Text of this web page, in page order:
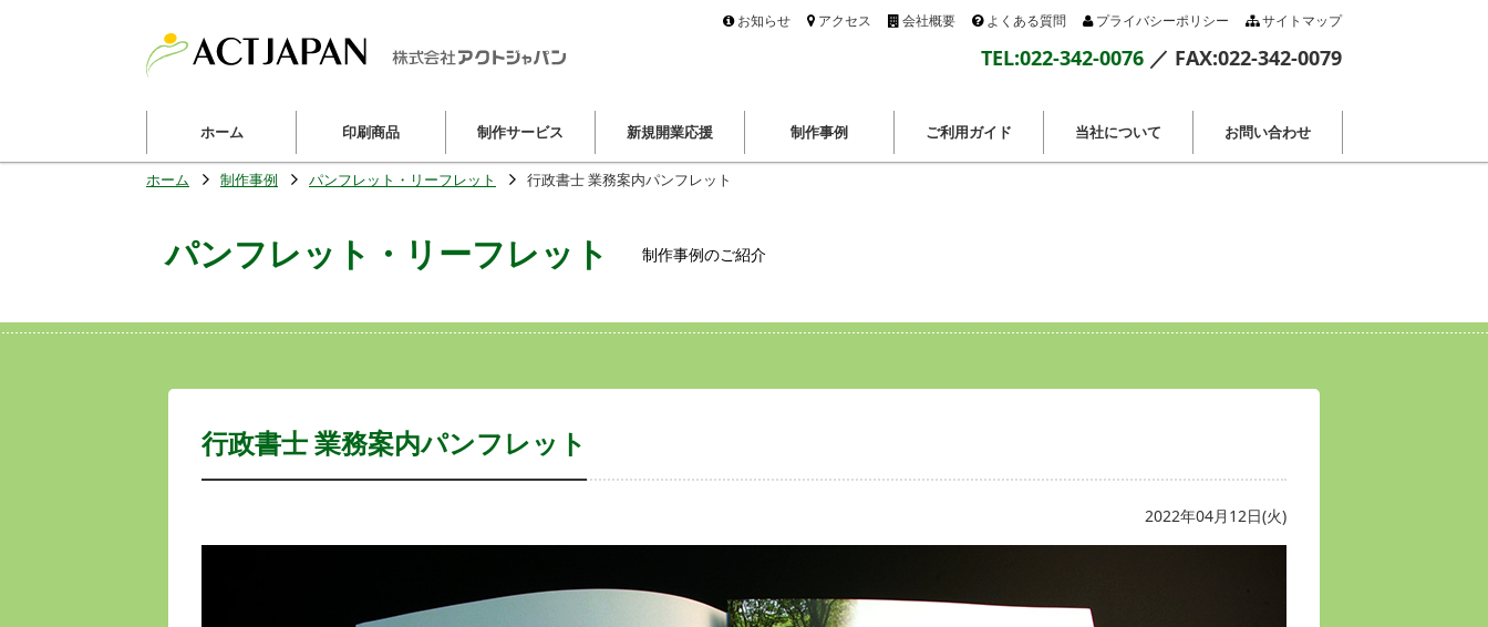
お知らせ アクセス 会社概要 よくある質問 プライバシーポリシー サイトマップ
TEL:022-342-0076 ／ FAX:022-342-0079
ホーム 印刷商品 制作サービス 新規開業応援 制作事例 ご利用ガイド 当社について お問い合わせ
ホーム 制作事例 パンフレット・リーフレット 行政書士 業務案内パンフレット
パンフレット・リーフレット 制作事例のご紹介
行政書士 業務案内パンフレット
2022年04月12日(火)